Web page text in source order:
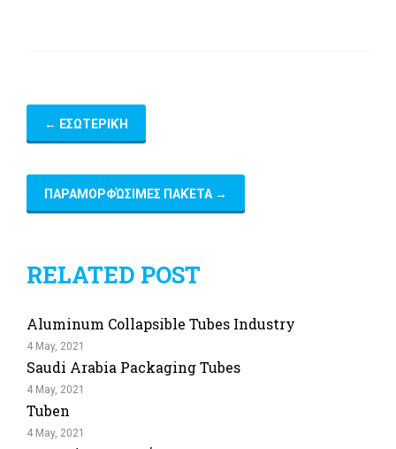
← ΕΣΩΤΕΡΙΚΉ
ΠΑΡΑΜΟΡΦΏΣΙΜΕΣ ΠΑΚΈΤΑ →
RELATED POST
Aluminum Collapsible Tubes Industry
4 May, 2021
Saudi Arabia Packaging Tubes
4 May, 2021
Tuben
4 May, 2021